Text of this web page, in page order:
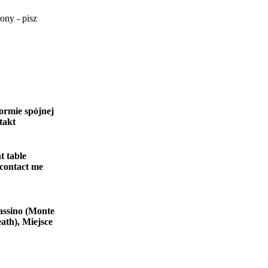
- pisz
spójnej
table
me
(Monte
Miejsce